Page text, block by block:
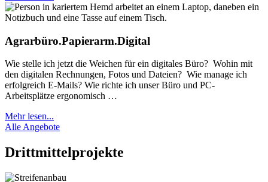
Agrarbüro.Papierarm.Digital
Wie stelle ich jetzt die Weichen für ein digitales Büro? Wohin mit
den digitalen Rechnungen, Fotos und Dateien? Wie manage ich
erfolgreich E-Mails? Wie richte ich unser Büro und PC-
Arbeitsplätze ergonomisch …
Mehr lesen...
Alle Angebote
Drittmittelprojekte